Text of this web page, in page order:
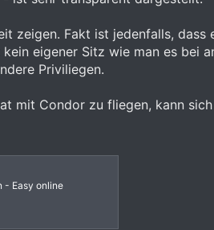
zeigen. Fakt ist jedenfalls, dass
eigener Sitz wie man es bei
Priviliegen.
mit Condor zu fliegen, kann
- Easy online